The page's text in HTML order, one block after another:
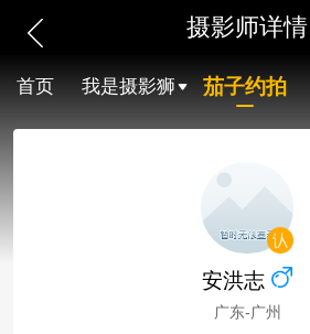
摄影师详情
首页 我是摄影狮 茄子约拍
安洪志
广东-广州